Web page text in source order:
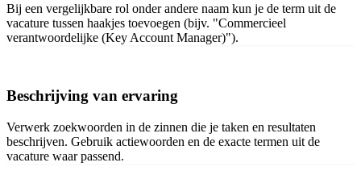
Bij een vergelijkbare rol onder andere naam kun je de term uit de
vacature tussen haakjes toevoegen (bijv. "Commercieel
verantwoordelijke (Key Account Manager)").
Beschrijving van ervaring
Verwerk zoekwoorden in de zinnen die je taken en resultaten
beschrijven. Gebruik actiewoorden en de exacte termen uit de
vacature waar passend.